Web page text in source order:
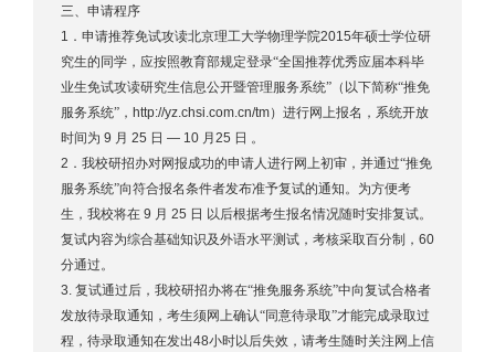
三、申请程序
1 ．申请推荐免试攻读北京理工大学物理学院2015年硕士学位研
究生的同学，应按照教育部规定登录“全国推荐优秀应届本科毕
业生免试攻读研究生信息公开暨管理服务系统”（以下简称“推免
服务系统”， http://yz.chsi.com.cn/tm）进行网上报名，系统开放
时间为 9 月 25 日 — 10 月 25 日 。
2 ．我校研招办对网报成功的申请人进行网上初审，并通过“推免
服务系统”向符合报名条件者发布准予复试的通知。为方便考
生，我校将在 9 月 25 日 以后根据考生报名情况随时安排复试。
复试内容为综合基础知识及外语水平测试，考核采取百分制， 60
分通过。
3. 复试通过后，我校研招办将在“推免服务系统”中向复试合格者
发放待录取通知，考生须网上确认“同意待录取”才能完成录取过
程，待录取通知在发出48小时以后失效，请考生随时关注网上信